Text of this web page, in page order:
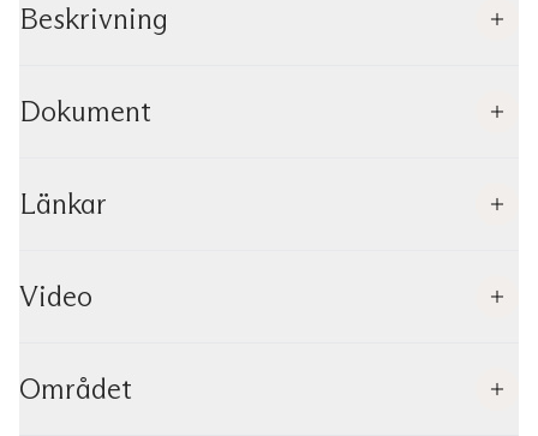
Beskrivning
Dokument
Länkar
Video
Området